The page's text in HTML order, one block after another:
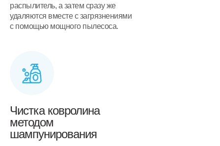
распылитель, а затем сразу же
удаляются вместе с загрязнениями
с помощью мощного пылесоса.
Чистка ковролина
методом
шампунирования